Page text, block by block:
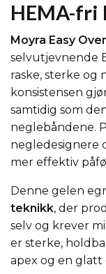
HEMA-fri
Moyra Easy
selvutjevnende
raske, sterke og
konsistensen
samtidig som
neglebåndene.
negledesignere
mer effektiv
Denne gelen
teknikk, der
selv og krever
er sterke,
apex og en glatt